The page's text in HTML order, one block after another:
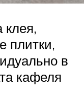
плитки,
в
кафеля